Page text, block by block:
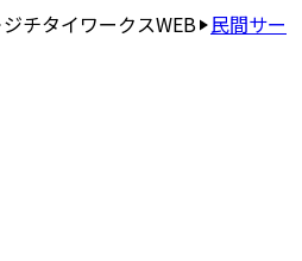
ジチタイワークスWEB 民間サー